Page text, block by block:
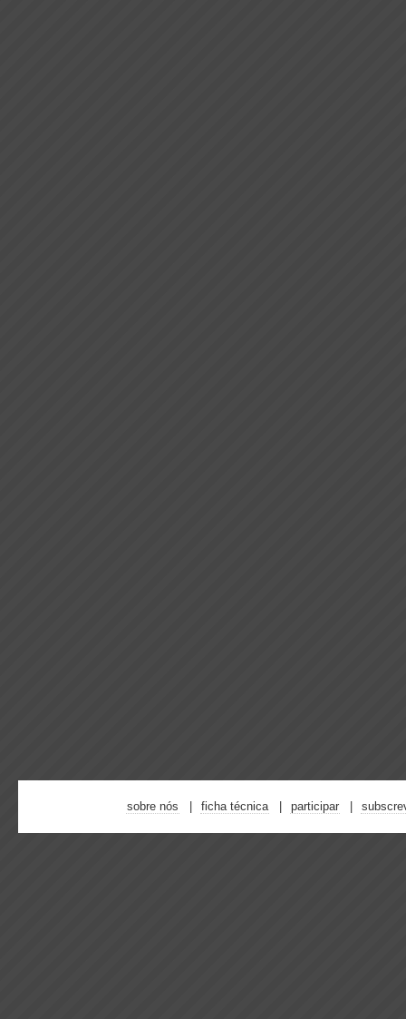
sobre nós ficha técnica participar